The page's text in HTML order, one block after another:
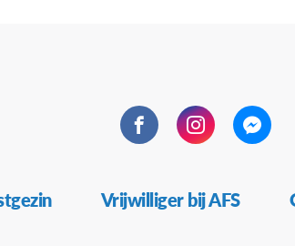
FacebookInstagram
Vrijwilliger bij AFS